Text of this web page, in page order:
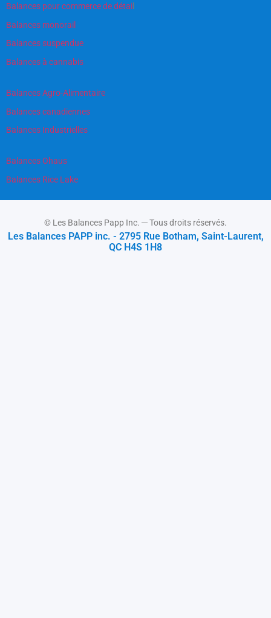
Balances pour commerce de détai
Balances monorail
Balances suspendue
Balances à cannabis
Balances Agro-Alimentaire
Balances canadiennes
Balances Industrielles
Balances Ohaus
Balances Rice Lake
© Les Balances Papp Inc. ─ Tous droits réservés.
Les Balances PAPP inc. - 2795 Rue Botham, Saint-Laurent,
QC H4S 1H8